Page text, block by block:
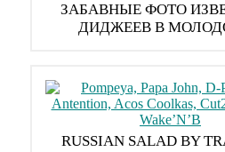
ЗАБАВНЫЕ ФОТО
ДИДЖЕЕВ В
RUSSIAN SALAD BY